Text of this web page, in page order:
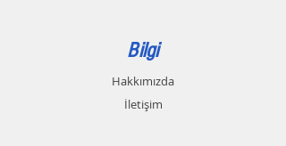
Bilgi
Hakkımızda
İletişim